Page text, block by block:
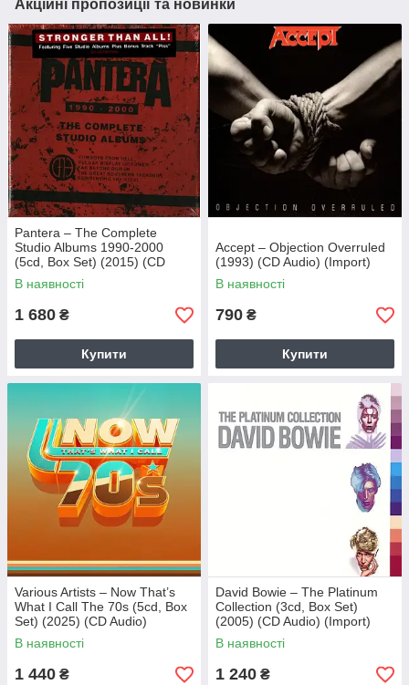
Акційні пропозиції та новинки
Pantera – The Complete
Studio Albums 1990-2000
(5cd, Box Set) (2015) (CD
Audio) (Import)
В наявності
1 680 ₴
Купити
Accept – Objection Overruled
(1993) (CD Audio) (Import)
В наявності
790 ₴
Купити
Various Artists – Now That’s
What I Call The 70s (5cd, Box
Set) (2025) (CD Audio)
(Import)
В наявності
1 440 ₴
David Bowie – The Platinum
Collection (3cd, Box Set)
(2005) (CD Audio) (Import)
В наявності
1 240 ₴